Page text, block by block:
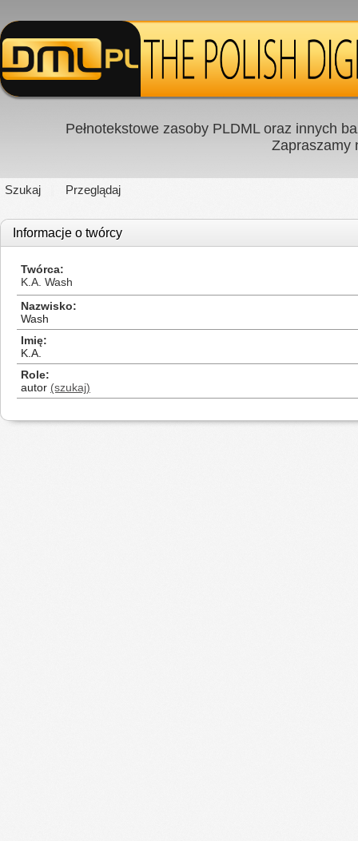
Pełnotekstowe zasoby PLDML oraz innych
Zapraszamy
Szukaj Przeglądaj
Informacje o twórcy
Twórca
K.A. Wash
Nazwisko
Wash
Imię
K.A.
Role
autor (szukaj)